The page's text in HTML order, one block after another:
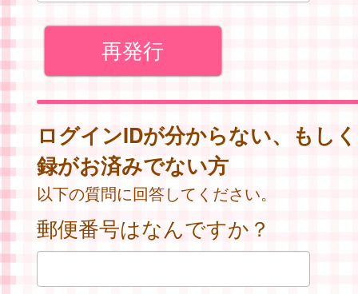
ログインIDが分からない、もし
録がお済みでない方
以下の質問に回答してください。
郵便番号はなんですか？